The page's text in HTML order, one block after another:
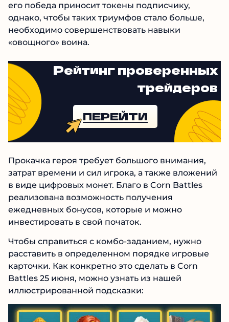
его победа приносит токены подписчику,
однако, чтобы таких триумфов стало больше,
необходимо совершенствовать навыки
«овощного» воина.
Рейтинг проверенных
трейдеров
ПЕРЕЙТИ
Прокачка героя требует большого внимания,
затрат времени и сил игрока, а также вложений
в виде цифровых монет. Благо в Corn Battles
реализована возможность получения
ежедневных бонусов, которые и можно
инвестировать в свой початок.
Чтобы справиться с комбо-заданием, нужно
расставить в определенном порядке игровые
карточки. Как конкретно это сделать в Corn
Battles 25 июня, можно узнать из нашей
иллюстрированной подсказки: